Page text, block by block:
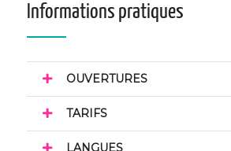
Informations pratiques
OUVERTURES
TARIFS
LANGUES